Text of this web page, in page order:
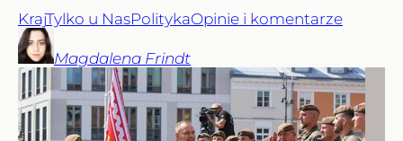
KrajTylko u NasPolitykaOpinie i komentarze
Magdalena Frindt